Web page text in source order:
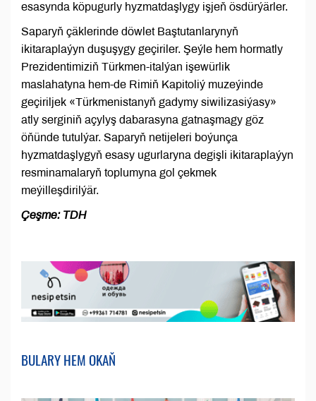
esasynda köpugurly hyzmatdaşlygy işjeň ösdürýärler.
Saparyň çäklerinde döwlet Baştutanlarynyň
ikitaraplaýyn duşuşygy geçiriler. Şeýle hem hormatly
Prezidentimiziň Türkmen-italýan işewürlik
maslahatyna hem-de Rimiň Kapitoliý muzeýinde
geçiriljek «Türkmenistanyň gadymy siwilizasiýasy»
atly serginiň açylyş dabarasyna gatnaşmagy göz
öňünde tutulýar. Saparyň netijeleri boýunça
hyzmatdaşlygyň esasy ugurlaryna degişli ikitaraplaýyn
resminamalaryň toplumyna gol çekmek
meýilleşdirilýär.
Çeşme: TDH
BULARY HEM OKAŇ